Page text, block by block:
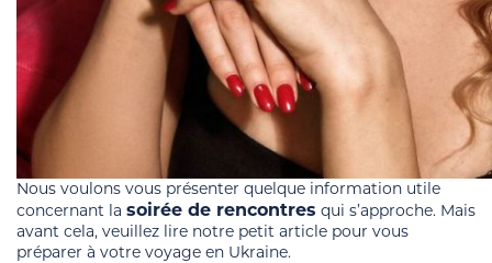
Nous voulons vous présenter quelque information utile
concernant la soirée de rencontres qui s’approche. Mais
avant cela, veuillez lire notre petit article pour vous
préparer à votre voyage en Ukraine.